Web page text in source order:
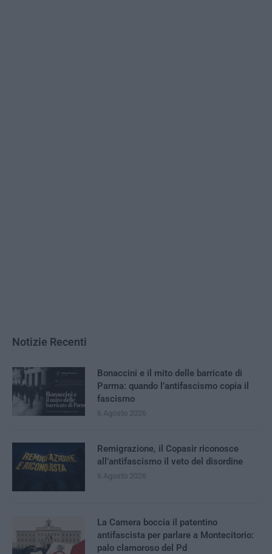
Notizie Recenti
Bonaccini e il mito delle barricate di
Parma: quando l’antifascismo copia il
fascismo
6 Agosto 2026
Remigrazione, il Copasir riconosce
all’antifascismo il veto del disordine
6 Agosto 2026
La Camera boccia il patentino
antifascista per parlare a Montecitorio:
palo clamoroso del Pd